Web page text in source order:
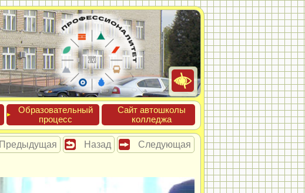
Обра­зова­тель­ный
про­цесс
Сайт ав­тошко­лы
кол­леджа
Предыдущая Назад Следующая